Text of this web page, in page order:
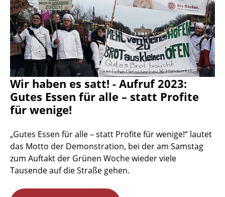
Wir haben es satt! - Aufruf 2023:
Gutes Essen für alle – statt Profite
für wenige!
„Gutes Essen für alle – statt Profite für wenige!“ lautet
das Motto der Demonstration, bei der am Samstag
zum Auftakt der Grünen Woche wieder viele
Tausende auf die Straße gehen.